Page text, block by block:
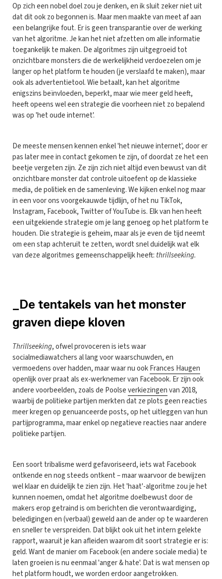
Op zich een nobel doel zou je denken, en ik sluit zeker niet uit
dat dit ook zo begonnen is. Maar men maakte van meet af aan
een belangrijke fout. Er is geen transparantie over de werking
van het algoritme. Je kan het niet afzetten om alle informatie
toegankelijk te maken. De algoritmes zijn uitgegroeid tot
onzichtbare monsters die de werkelijkheid verdoezelen om je
langer op het platform te houden (je verslaafd te maken), maar
ook als advertentietool. Wie betaalt, kan het algoritme
enigszins beïnvloeden, beperkt, maar wie meer geld heeft,
heeft opeens wel een strategie die voorheen niet zo bepalend
was op 'het oude internet'.
De meeste mensen kennen enkel 'het nieuwe internet', door er
pas later mee in contact gekomen te zijn, of doordat ze het een
beetje vergeten zijn. Ze zijn zich niet altijd even bewust van dit
onzichtbare monster dat controle uitoefent op de klassieke
media, de politiek en de samenleving. We kijken enkel nog maar
in een voor ons voorgekauwde tijdlijn, of het nu TikTok,
Instagram, Facebook, Twitter of YouTube is. Elk van hen heeft
een uitgekiende strategie om je lang genoeg op het platform te
houden. Die strategie is geheim, maar als je even de tijd neemt
om een stap achteruit te zetten, wordt snel duidelijk wat elk
van deze algoritmes gemeenschappelijk heeft: thrillseeking.
_De tentakels van het monster
graven diepe kloven
Thrillseeking, ofwel provoceren is iets waar
socialmediawatchers al lang voor waarschuwden, en
vermoedens over hadden, maar waar nu ookFrances Haugen
openlijk over praat als ex-werknemer van Facebook. Er zijn ook
andere voorbeelden, zoals de Poolseverkiezingenvan 2018,
waarbij de politieke partijen merkten dat ze plots geen reacties
meer kregen op genuanceerde posts, op het uitleggen van hun
partijprogramma, maar enkel op negatieve reacties naar andere
politieke partijen.
Een soort tribalisme werd gefavoriseerd, iets wat Facebook
ontkende en nog steeds ontkent – maar waarvoor de bewijzen
wel klaar en duidelijk te zien zijn. Het 'haat'-algoritme zou je het
kunnen noemen, omdat het algoritme doelbewust door de
makers erop getraind is om berichten die verontwaardiging,
beledigingen en (verbaal) geweld aan de ander op te waarderen
en sneller te verspreiden. Dat blijkt ook uit het intern gelekte
rapport, waaruit je kan afleiden waarom dit soort strategie er is:
geld. Want de manier om Facebook (en andere sociale media) te
laten groeien is nu eenmaal 'anger & hate'. Dat is wat mensen op
het platform houdt, we worden erdoor aangetrokken.